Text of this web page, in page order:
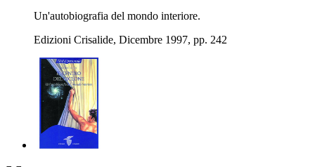
Un'autobiografia del mondo interiore.
Edizioni Crisalide, Dicembre 1997, pp. 242